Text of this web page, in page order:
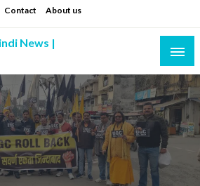
Contact About us
News | Breaking News